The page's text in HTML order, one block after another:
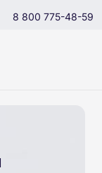
8 800 775-48-59